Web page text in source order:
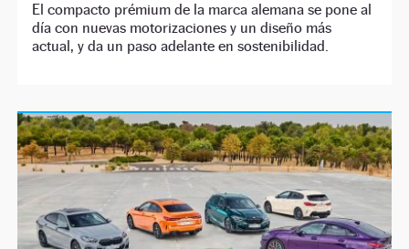
El compacto prémium de la marca alemana se pone al
día con nuevas motorizaciones y un diseño más
actual, y da un paso adelante en sostenibilidad.